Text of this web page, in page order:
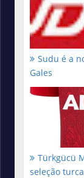
Sudu é a
Gales
Türkgücü
seleção